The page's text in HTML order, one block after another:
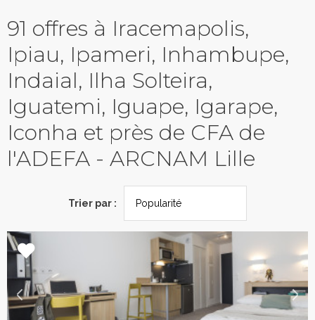
91 offres à Iracemapolis,
Ipiau, Ipameri, Inhambupe,
Indaial, Ilha Solteira,
Iguatemi, Iguape, Igarape,
Iconha et près de CFA de
l'ADEFA - ARCNAM Lille
Trier par :